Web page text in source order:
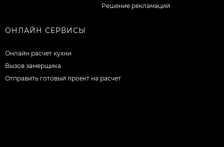
Решение рекламаций
ОНЛАЙН СЕРВИСЫ
Онлайн расчет кухни
Вызов замерщика
Отправить готовый проект на расчет